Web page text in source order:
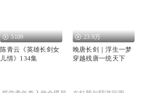
5109
陈青云《英雄长剑女
儿情》134集
23.9万
晚唐长剑｜浮生一梦
穿越残唐一统天下